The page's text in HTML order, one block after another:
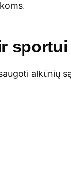
sportui
alkūnių